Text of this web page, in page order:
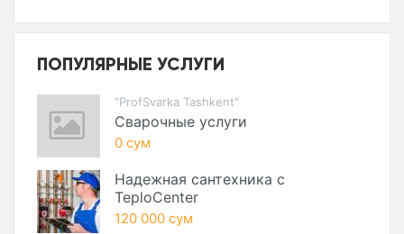
ПОПУЛЯРНЫЕ УСЛУГИ
"ProfSvarka Tashkent"
Сварочные услуги
0 сум
Надежная сантехника с
TeploCenter
120 000 сум